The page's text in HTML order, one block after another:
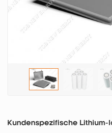
Kundenspezifische Lithium-